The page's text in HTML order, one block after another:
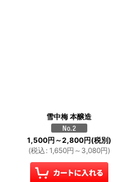
雪中梅 本醸造
1,500円 ～2,800円(税別)
(税込 : 1,650円 ～3,080円)